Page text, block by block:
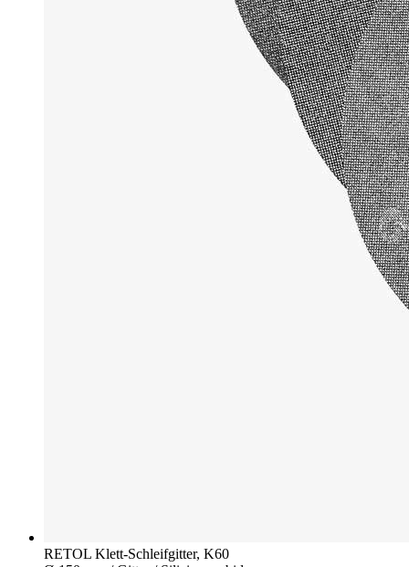
RETOL Klett-Schleifgitter, K60